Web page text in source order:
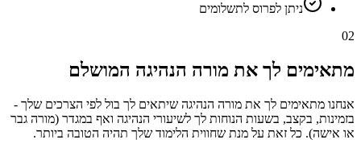
ניתן לפרוס לתשלומים
02
מתאימים לך את מורה הנהיגה המושלם
אנחנו מתאימים לך את מורה הנהיגה שיתאים לך בול לפי הצרכים שלך -
בזמינות, בקצב, בשעות הנוחות לך לשיעורי הנהיגה ואף במגדר (מורה גבר
או אישה). כל זאת על מנת שחווית הלימוד שלך תהיה הטובה ביותר.